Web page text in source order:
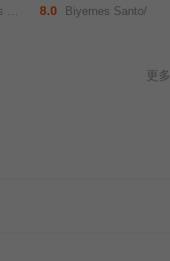
8.0 Biyernes Santo/
更多